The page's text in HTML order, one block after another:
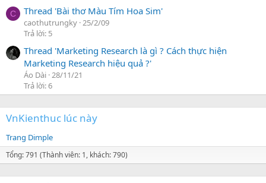
C Thread 'Bài thơ Màu Tím Hoa Sim'
caothutrungky 25/2/09
Trả lời: 5
Thread 'Marketing Research là gì ? Cách thực hiện
Marketing Research hiệu quả ?'
Áo Dài 28/11/21
Trả lời: 6
VnKienthuc lúc này
Trang Dimple
Tổng: 791 (Thành viên: 1, khách: 790)